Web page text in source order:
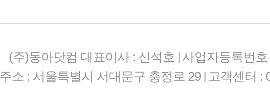
(주)동아닷컴 대표이사 : 신석호 | 사업자등록번호
주소 : 서울특별시 서대문구 충정로 29 | 고객센터 :